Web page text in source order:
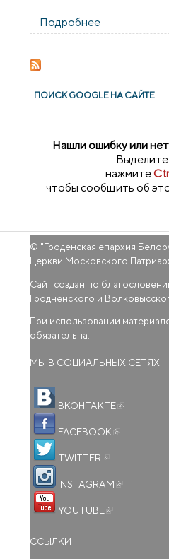
Подробнее
с
ПОИСК GOОGLE НА САЙТЕ
Нашли ошибку или
Выделите
нажмите
чтобы сообщить об
© "Гроденская епархия
Церкви Московского
Сайт создан по
Гродненского и
При использовании
обязательна.
МЫ В СОЦИАЛЬНЫХ СЕТЯХ
ВКОНТАКТЕ
FACEBOOK
TWITTER
INSTAGRAM
YOUTUBE
ССЫЛКИ